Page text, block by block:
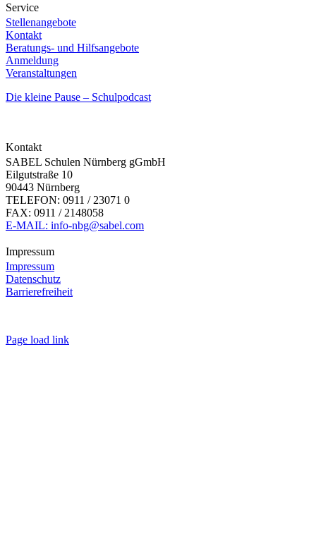
Service
Stellenangebote
Kontakt
Beratungs- und Hilfsangebote
Anmeldung
Veranstaltungen
Die kleine Pause – Schulpodcast
Kontakt
SABEL Schulen Nürnberg gGmbH
Eilgutstraße 10
90443 Nürnberg
TELEFON: 0911 / 23071 0
FAX: 0911 / 2148058
E-MAIL: info-nbg@sabel.com
Impressum
Impressum
Datenschutz
Barrierefreiheit
Page load link